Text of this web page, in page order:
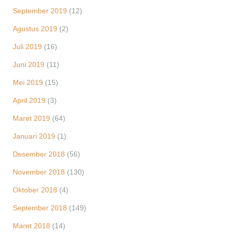
September 2019 (12)
Agustus 2019 (2)
Juli 2019 (16)
Juni 2019 (11)
Mei 2019 (15)
April 2019 (3)
Maret 2019 (64)
Januari 2019 (1)
Desember 2018 (56)
November 2018 (130)
Oktober 2018 (4)
September 2018 (149)
Maret 2018 (14)